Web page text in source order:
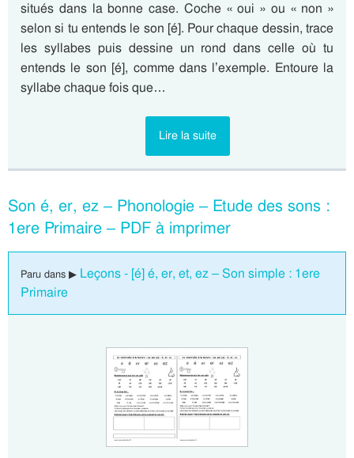
situés dans la bonne case. Coche « oui » ou « non »
selon si tu entends le son [é]. Pour chaque dessin, trace
les syllabes puis dessine un rond dans celle où tu
entends le son [é], comme dans l’exemple. Entoure la
syllabe chaque fois que…
Lire la suite
Son é, er, ez – Phonologie – Etude des sons :
1ere Primaire – PDF à imprimer
Paru dans ▶ Leçons - [é] é, er, et, ez – Son simple : 1ere
Primaire